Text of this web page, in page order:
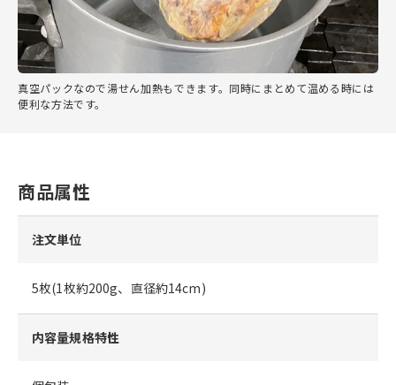
真空パックなので湯せん加熱もできます。同時にまとめて温める時には
便利な方法です。
商品属性
注文単位
5枚(1枚約200g、直径約14cm)
内容量規格特性